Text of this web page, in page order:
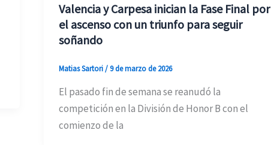
Valencia y Carpesa inician la Fase Final por
el ascenso con un triunfo para seguir
soñando
Matias Sartori/9 de marzo de 2026
El pasado fin de semana se reanudó la
competición en la División de Honor B con el
comienzo de la